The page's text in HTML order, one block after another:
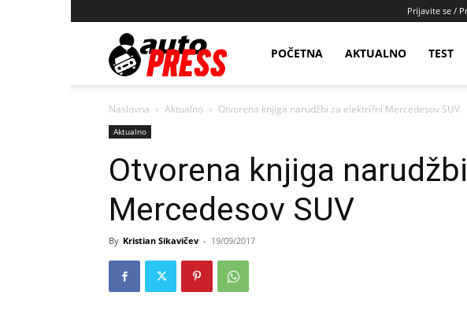
Prijavite se /
AutopressHRPOČETNA AKTUALNO TEST
Naslovna Aktualno Otvorena knjiga narudžbi za elektri?ni Mercedesov SUV
Aktualno
Otvorena knjiga
Mercedesov SUV
By Kristian Sikavičev - 19/09/2017